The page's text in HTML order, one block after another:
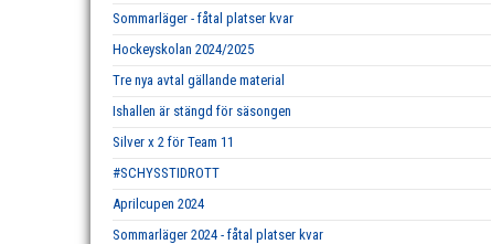
Sommarläger - fåtal platser kvar
Hockeyskolan 2024/2025
Tre nya avtal gällande material
Ishallen är stängd för säsongen
Silver x 2 för Team 11
#SCHYSSTIDROTT
Aprilcupen 2024
Sommarläger 2024 - fåtal platser kvar